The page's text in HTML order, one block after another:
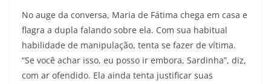
No auge da conversa, Maria de Fátima chega em casa e
flagra a dupla falando sobre ela. Com sua habitual
habilidade de manipulação, tenta se fazer de vítima.
“Se você achar isso, eu posso ir embora, Sardinha”, diz,
com ar ofendido. Ela ainda tenta justificar suas